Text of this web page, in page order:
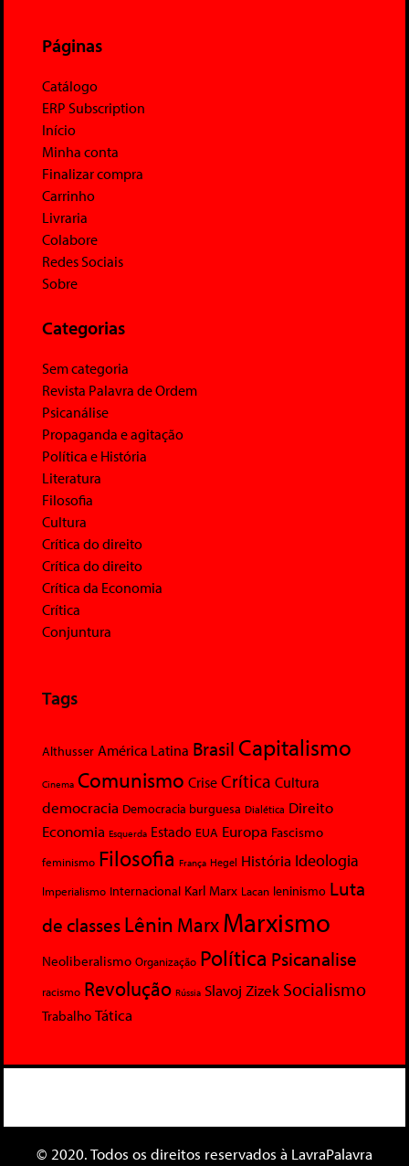
Páginas
Catálogo
ERP Subscription
Início
Minha conta
Finalizar compra
Carrinho
Livraria
Colabore
Redes Sociais
Sobre
Categorias
Sem categoria
Revista Palavra de Ordem
Psicanálise
Propaganda e agitação
Política e História
Literatura
Filosofia
Cultura
Crítica do direito
Crítica do direito
Crítica da Economia
Crítica
Conjuntura
Tags
Althusser América Latina Brasil Capitalismo
Cinema Comunismo Crise Crítica Cultura
democracia Democracia burguesa Dialética Direito
Economia Esquerda Estado EUA Europa Fascismo
feminismo Filosofia França Hegel História Ideologia
Imperialismo Internacional Karl Marx Lacan leninismo Luta
de classesLênin MarxMarxismo
Neoliberalismo Organização Política Psicanalise
racismo Revolução Rússia Slavoj Zizek Socialismo
Trabalho Tática
© 2020. Todos os direitos reservados à LavraPalavra